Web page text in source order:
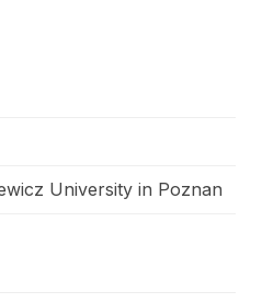
University in Poznan